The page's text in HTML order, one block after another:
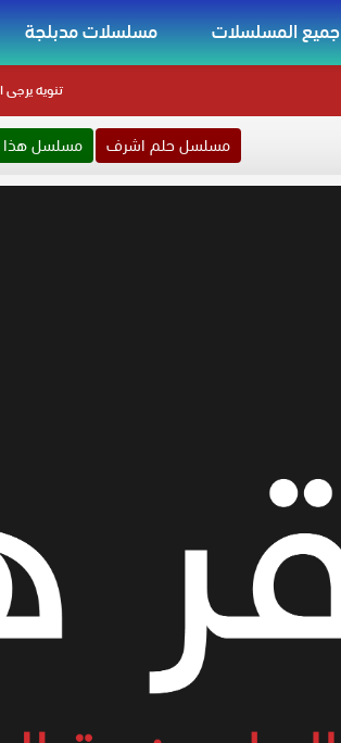
جميع المسلسلات مسلسلات مدبلجة
تنويهيرجى
مسلسل حلم اشرف مسلسل هذا